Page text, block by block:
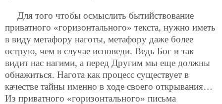
Для того чтобы осмыслить бытийствование
приватного «горизонтального» текста, нужно иметь
в виду метафору наготы, метафору даже более
острую, чем в случае исповеди. Ведь Бог и так
видит нас нагими, а перед Другим мы еще должны
обнажиться. Нагота как процесс существует в
качестве тайны именно в ходе своего открывания…
Из приватного «горизонтального» письма